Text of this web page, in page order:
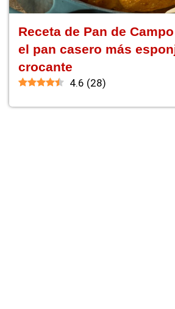
Receta de Pan de
el pan casero más
crocante
4.6 (28)